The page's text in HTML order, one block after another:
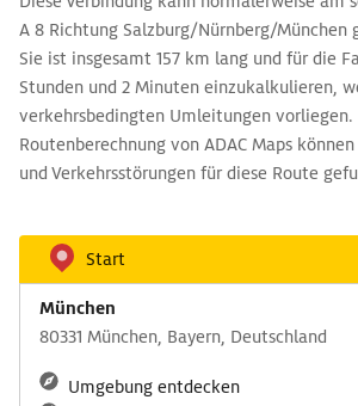
A 8 Richtung Salzburg/Nürnberg/München
Sie ist insgesamt 157 km lang und für die
Stunden und 2 Minuten einzukalkulieren,
verkehrsbedingten Umleitungen vorliegen.
Routenberechnung von ADAC Maps
und Verkehrsstörungen für diese Route
Start
München
80331 München, Bayern, Deutschland
Umgebung entdecken